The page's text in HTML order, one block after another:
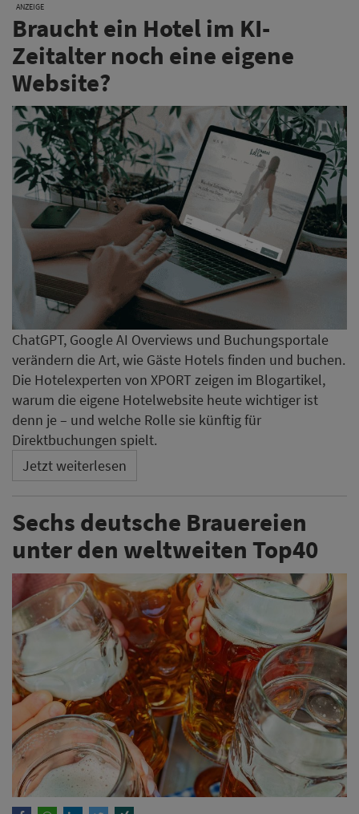
ANZEIGE
Braucht ein Hotel im KI-
Zeitalter noch eine eigene
Website?
ChatGPT, Google AI Overviews und Buchungsportale
verändern die Art, wie Gäste Hotels finden und buchen.
Die Hotelexperten von XPORT zeigen im Blogartikel,
warum die eigene Hotelwebsite heute wichtiger ist
denn je – und welche Rolle sie künftig für
Direktbuchungen spielt.
Jetzt weiterlesen
Sechs deutsche Brauereien
unter den weltweiten Top40